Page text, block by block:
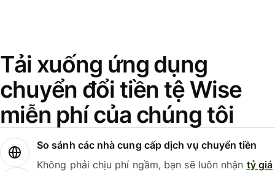
Tải xuống ứng dụng
chuyển đổi tiền tệ Wise
miễn phí của chúng tôi
So sánh các nhà cung cấp dịch vụ chuyển tiền
Không phải chịu phí ngầm, bạn sẽ luôn nhận tỷ giá